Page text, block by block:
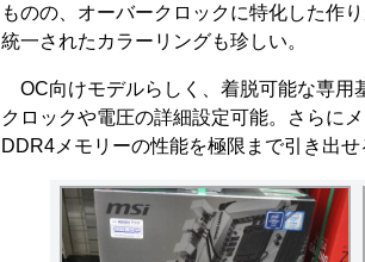
ものの、オーバークロックに特化した作
統一されたカラーリングも珍しい。
OC向けモデルらしく、着脱可能な専用
クロックや電圧の詳細設定可能。さらに
DDR4メモリーの性能を極限まで引き出せ